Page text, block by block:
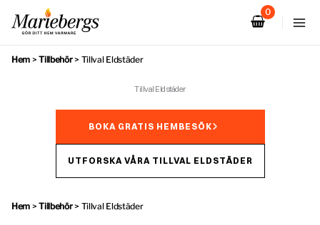
innehåll
Hem >Tillbehör> Tillval Eldstäder
Tillval Eldstäder
BOKA GRATIS HEMBESÖK
UTFORSKA VÅRA TILLVAL ELDSTÄDER
Hem >Tillbehör> Tillval Eldstäder